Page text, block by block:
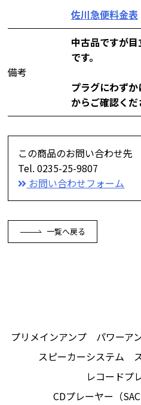
佐川急便料金表
備考
中古品ですが
です。
プラグにわず
からご確認くだ
この商品のお問い合わせ先
Tel. 0235-25-9807
お問い合わせフォーム
一覧へ戻る
プリメインアンプ パワーア
スピーカーシステム
レコードプ
CDプレーヤー（